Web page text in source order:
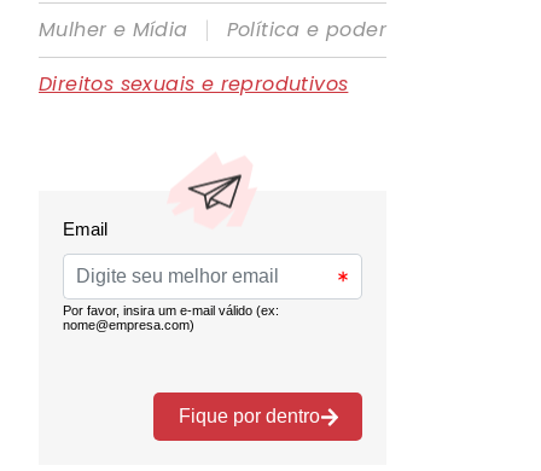
Mulher e Mídia
|
Política e poder
Direitos sexuais e reprodutivos